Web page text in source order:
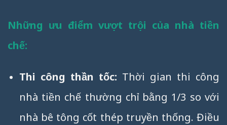
Những ưu điểm vượt trội của nhà tiền
chế:
Thi công thần tốc: Thời gian thi công
nhà tiền chế thường chỉ bằng 1/3 so với
nhà bê tông cốt thép truyền thống. Điều